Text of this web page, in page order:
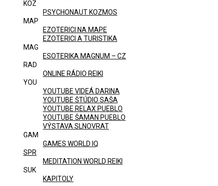
KOZ
PSYCHONAUT KOZMOS
MAP
EZOTERICI NA MAPE
EZOTERICI A TURISTIKA
MAG
ESOTERIKA MAGNUM – CZ
RAD
ONLINE RÁDIO REIKI
YOU
YOUTUBE VIDEÁ DARINA
YOUTUBE ŠTÚDIO SAŠA
YOUTUBE RELAX PUEBLO
YOUTUBE ŠAMAN PUEBLO
VÝSTAVA SLNOVRAT
GAM
GAMES WORLD IQ
SPR
MEDITATION WORLD REIKI
SUK
KAPITOLY